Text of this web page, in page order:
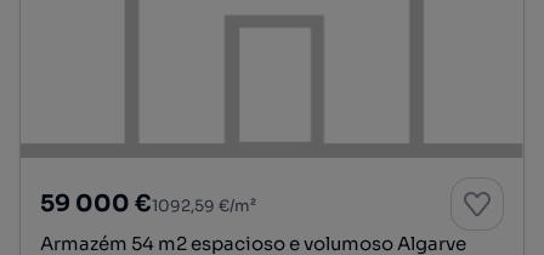
59 000 €1092,59 €/m²
Armazém 54 m2 espacioso e volumoso Algarve